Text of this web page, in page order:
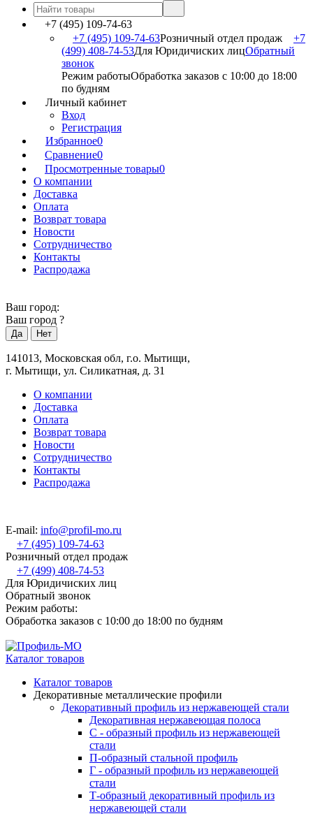
+7 (495) 109-74-63
+7 (495) 109-74-63Розничный отдел продаж
+7
(499) 408-74-53Для Юридичиских лицОбратный
звонок
Режим работыОбработка заказов с 10:00 до 18:00
по будням
Личный кабинет
Вход
Регистрация
Избранное0
Сравнение0
Просмотренные товары0
О компании
Доставка
Оплата
Возврат товара
Новости
Сотрудничество
Контакты
Распродажа
Ваш город:
Ваш город ?
141013, Московская обл, г.о. Мытищи,
г. Мытищи, ул. Силикатная, д. 31
О компании
Доставка
Оплата
Возврат товара
Новости
Сотрудничество
Контакты
Распродажа
E-mail: info@profil-mo.ru
+7 (495) 109-74-63
Розничный отдел продаж
+7 (499) 408-74-53
Для Юридичиских лиц
Обратный звонок
Режим работы:
Обработка заказов с 10:00 до 18:00 по будням
Каталог товаров
Каталог товаров
Декоративные металлические профили
Декоративный профиль из нержавеющей стали
Декоративная нержавеющая полоса
С - образный профиль из нержавеющей
стали
П-образный стальной профиль
Г - образный профиль из нержавеющей
стали
Т-образный декоративный профиль из
нержавеющей стали